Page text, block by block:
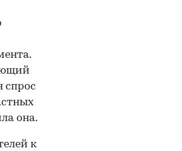
спрос
она.
к